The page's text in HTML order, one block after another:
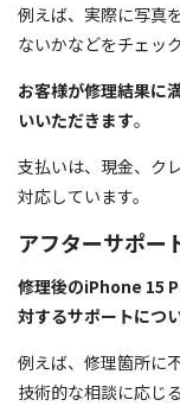
例えば、実際に写真
ないかなどをチェッ
お客様が修理結果に
いいただきます。
支払いは、現金、ク
対応しています。
アフターサポー
修理後のiPhone 15
対するサポートにつ
例えば、修理箇所に
技術的な相談に応じ